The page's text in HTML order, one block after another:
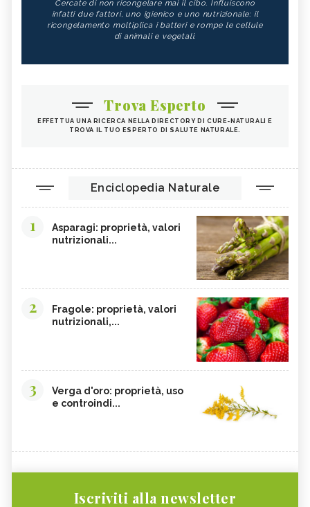
Cercate di non ricongelare mai il cibo. Influiscono
infatti due fattori, uno igienico e uno nutrizionale: il
ricongelamento moltiplica i batteri e rompe le cellule
di animali e vegetali.
Trova Esperto
EFFETTUA UNA RICERCA NELLA DIRECTORY DI CURE-NATURALI E
TROVA IL TUO ESPERTO DI SALUTE NATURALE.
Enciclopedia Naturale
1
Asparagi: proprietà, valori
nutrizionali...
2
Fragole: proprietà, valori
nutrizionali,...
3
Verga d'oro: proprietà, uso
e controindi...
Iscriviti alla newsletter